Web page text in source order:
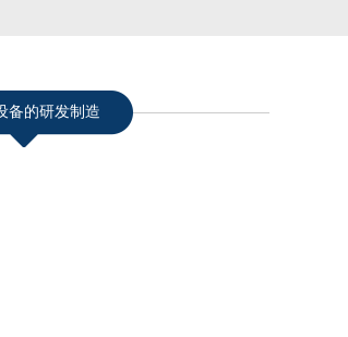
备的研发制造